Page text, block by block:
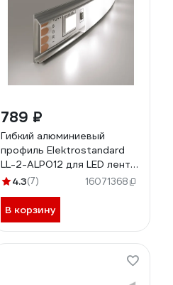
789 ₽
Гибкий алюминиевый
профиль Elektrostandard
LL-2-ALP012 для LED ленты
(под ленту до 10mm)
4.3(7) 16071368
В корзину